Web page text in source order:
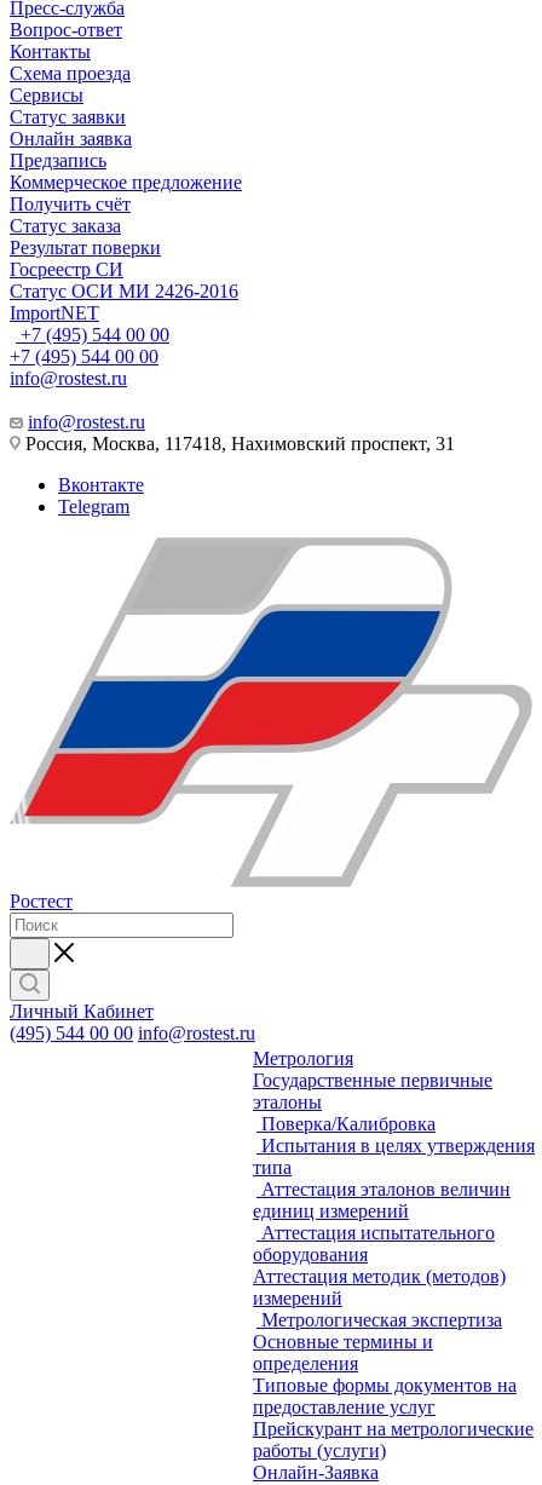
Пресс-служба
Вопрос-ответ
Контакты
Схема проезда
Сервисы
Статус заявки
Онлайн заявка
Предзапись
Коммерческое предложение
Получить счёт
Статус заказа
Результат поверки
Госреестр СИ
Статус ОСИ МИ 2426-2016
ImportNET
+7 (495) 544 00 00
+7 (495) 544 00 00
info@rostest.ru
info@rostest.ru
Россия, Москва, 117418, Нахимовский проспект, 31
Вконтакте
Telegram
Ростест
Личный Кабинет
(495) 544 00 00 info@rostest.ru
Метрология
Государственные первичные
эталоны
Поверка/Калибровка
Испытания в целях утверждения
типа
Аттестация эталонов величин
единиц измерений
Аттестация испытательного
оборудования
Аттестация методик (методов)
измерений
Метрологическая экспертиза
Основные термины и
определения
Типовые формы документов на
предоставление услуг
Прейскурант на метрологические
работы (услуги)
Онлайн-Заявка